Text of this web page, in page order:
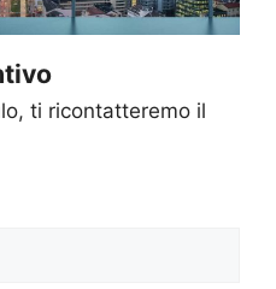
ti ricontatteremo il